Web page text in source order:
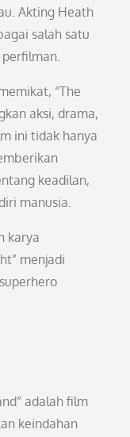
Akting Heath
salah satu
“The
aksi, drama,
ini tidak hanya
keadilan,
manusia.
karya
menjadi
adalah film
keindahan